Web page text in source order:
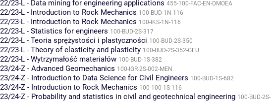
22/23-L - Data mining for engineering applications 455-100-FAC-EN-DMOEA
22/23-L - Introduction to Rock Mechanics 100-BUD-1N-116
22/23-L - Introduction to Rock Mechanics 100-IKS-1N-116
22/23-L - Statistics for engineers 100-BUD-2S-317
22/23-L - Teoria sprężystości i plastyczności 100-BUD-2S-350
22/23-L - Theory of elasticity and plasticity 100-BUD-2S-352-GEU
22/23-L - Wytrzymałość materiałów 100-BUD-1S-382
23/24-Z - Advanced Geomechanics 100-IGR-2S-002-MEN
23/24-Z - Introduction to Data Science for Civil Engineers 100-BUD-1S-682
23/24-Z - Introduction to Rock Mechanics 100-100-1S-116
23/24-Z - Probability and statistics in civil and geotechnical engineering 100-BUD-2S-